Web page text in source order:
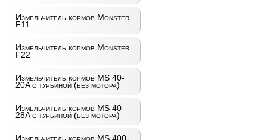
Измельчитель кормов Monster
F11
Измельчитель кормов Monster
F22
Измельчитель кормов MS 40-
20A с турбиной (без мотора)
Измельчитель кормов MS 40-
28A с турбиной (без мотора)